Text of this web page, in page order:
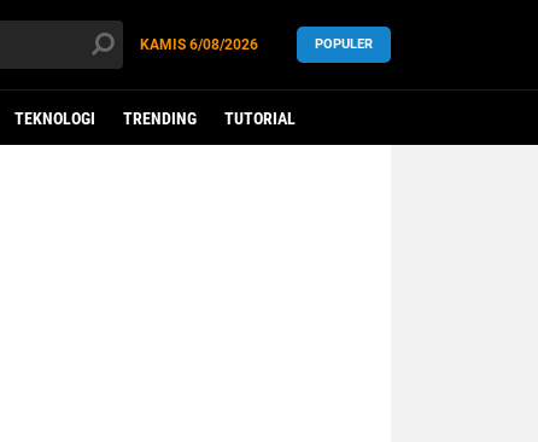
KAMIS 6/08/2026 POPULER
TEKNOLOGI TRENDING TUTORIAL